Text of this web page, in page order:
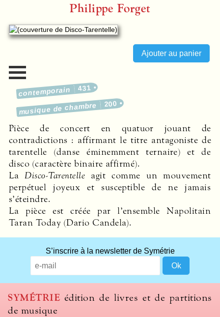
Philippe Forget
contemporain 431
musique de chambre 200
Pièce de concert en quatuor jouant de
contradictions : affirmant le titre antagoniste de
tarentelle (danse éminemment ternaire) et de
disco (caractère binaire affirmé).
LaDisco-Tarentelle agit comme un mouvement
perpétuel joyeux et susceptible de ne jamais
s’éteindre.
La pièce est créée par l’ensemble Napolitain
Taran Today (Dario Candela).
S’inscrire à la newsletter de Symétrie
SYMÉTRIE édition de livres et de partitions
de musique